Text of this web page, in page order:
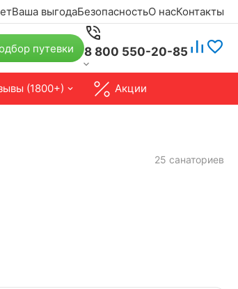
Ваша выгодаБезопасностьО насКонтакты
путевки 8 800 550-20-85
(1800+) Акции
25 санаториев